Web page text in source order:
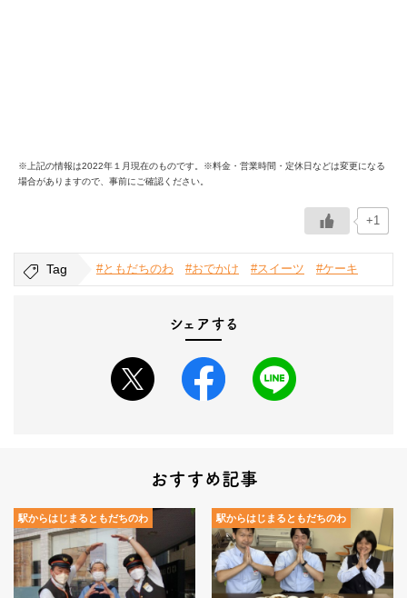
※上記の情報は2022年１月現在のものです。※料金・営業時間・定休日などは変更になる
場合がありますので、事前にご確認ください。
+1
Tag #ともだちのわ #おでかけ #スイーツ #ケーキ
シェアする
おすすめ記事
駅からはじまるともだちのわ 駅からはじまるともだちのわ